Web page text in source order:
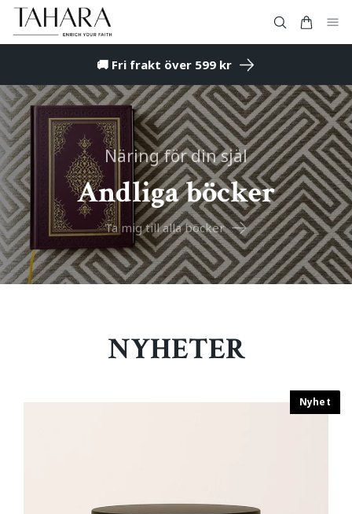
🚚 Fri frakt över 599 kr
Näring för din själ
Andliga böcker
Ta mig till alla böcker
NYHETER
Nyhet